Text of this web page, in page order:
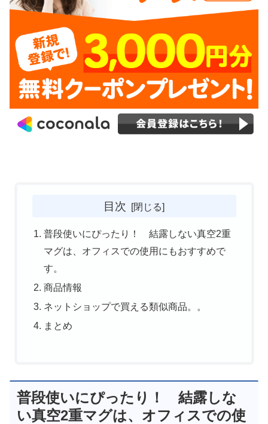
目次
普段使いにぴったり！ 結露しない真空2重
マグは、オフィスでの使用にもおすすめで
す。
商品情報
ネットショップで買える類似商品。。
まとめ
普段使いにぴったり！ 結露しな
い真空2重マグは、オフィスでの使